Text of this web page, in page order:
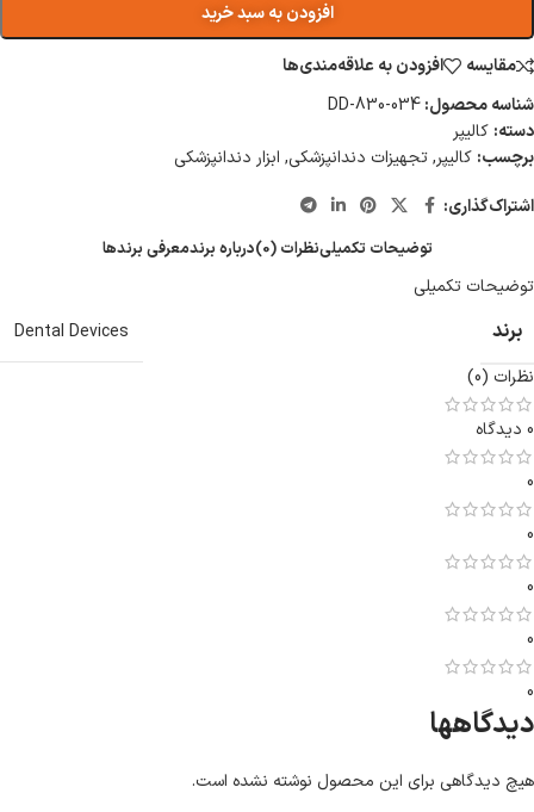
افزودن به سبد خرید
مقایسه
افزودن به علاقه‌مندی‌ها
شناسه محصول:DD-830-034
دسته: کالیپر
برچسب: کالیپر,تجهیزات دندانپزشکی, ابزار دندانپزشکی
اشتراک‌گذاری:
توضیحات تکمیلینظرات (0) درباره برندمعرفی برند‌ها
توضیحات تکمیلی
برند
Dental Devices
نظرات (0)
0 دیدگاه
0
0
0
0
0
دیدگاهها
هیچ دیدگاهی برای این محصول نوشته نشده است.